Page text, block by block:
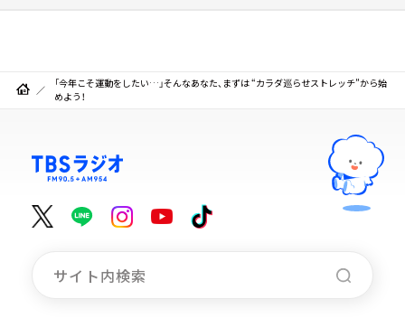
「今年こそ運動をしたい…」そんなあなた、まずは “カラダ巡らせストレッチ”から始
めよう！